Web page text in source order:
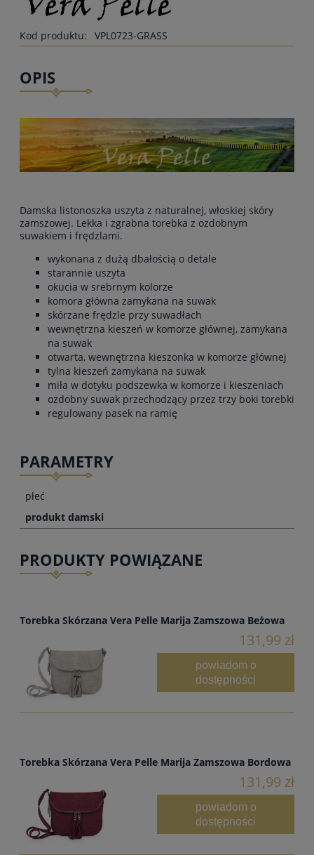
Kod produktu: VPL0723-GRASS
OPIS
Damska listonoszka uszyta z naturalnej, włoskiej skóry
zamszowej. Lekka i zgrabna torebka z ozdobnym
suwakiem i frędzlami.
wykonana z dużą dbałością o detale
starannie uszyta
okucia w srebrnym kolorze
komora główna zamykana na suwak
skórzane frędzle przy suwadłach
wewnętrzna kieszeń w komorze głównej, zamykana
na suwak
otwarta, wewnętrzna kieszonka w komorze głównej
tylna kieszeń zamykana na suwak
miła w dotyku podszewka w komorze i kieszeniach
ozdobny suwak przechodzący przez trzy boki torebki
regulowany pasek na ramię
PARAMETRY
płeć
produkt damski
PRODUKTY POWIĄZANE
Torebka Skórzana Vera Pelle Marija Zamszowa Beżowa
131,99 zł
powiadom o
dostępności
Torebka Skórzana Vera Pelle Marija Zamszowa Bordowa
131,99 zł
powiadom o
dostępności